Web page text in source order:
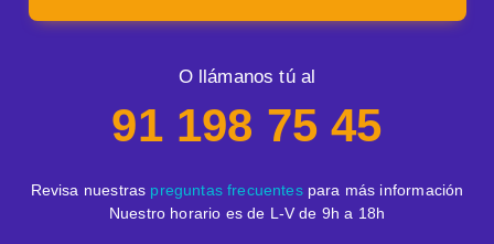
O llámanos tú al
91 198 75 45
Revisa nuestras preguntas frecuentespara más información
Nuestro horario es de L-V de 9h a 18h